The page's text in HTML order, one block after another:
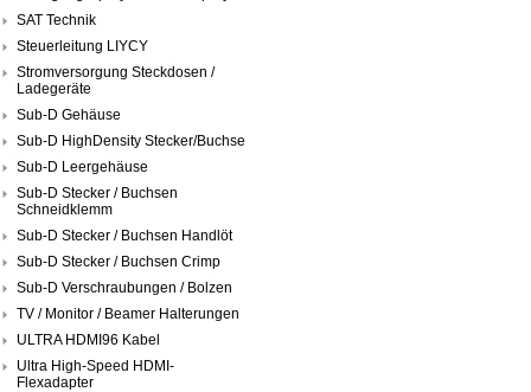
SAT Technik
Steuerleitung LIYCY
Stromversorgung Steckdosen /
Ladegeräte
Sub-D Gehäuse
Sub-D HighDensity Stecker/Buchse
Sub-D Leergehäuse
Sub-D Stecker / Buchsen
Schneidklemm
Sub-D Stecker / Buchsen Handlöt
Sub-D Stecker / Buchsen Crimp
Sub-D Verschraubungen / Bolzen
TV / Monitor / Beamer Halterungen
ULTRA HDMI96 Kabel
Ultra High-Speed HDMI-
Flexadapter